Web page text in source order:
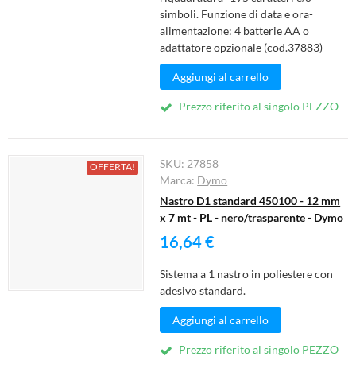
simboli. Funzione di data e ora-
alimentazione: 4 batterie AA o
adattatore opzionale (cod.37883)
Aggiungi al carrello
Prezzo riferito al singolo PEZZO
OFFERTA! SKU: 27858
Marca: Dymo
Nastro D1 standard 450100 - 12 mm
x 7 mt - PL - nero/trasparente - Dymo
16,64 €
Sistema a 1 nastro in poliestere con
adesivo standard.
Aggiungi al carrello
Prezzo riferito al singolo PEZZO